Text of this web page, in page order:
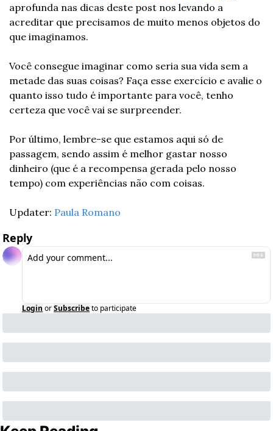
aprofunda nas dicas deste post nos levando a
acreditar que precisamos de muito menos objetos do
que imaginamos.
Você consegue imaginar como seria sua vida sem a
metade das suas coisas? Faça esse exercício e avalie o
quanto isso tudo é importante para você, tenho
certeza que você vai se surpreender.
Por último, lembre-se que estamos aqui só de
passagem, sendo assim é melhor gastar nosso
dinheiro (que é a recompensa gerada pelo nosso
tempo) com experiências não com coisas.
Updater: Paula Romano
Reply
Login orSubscribeto participate